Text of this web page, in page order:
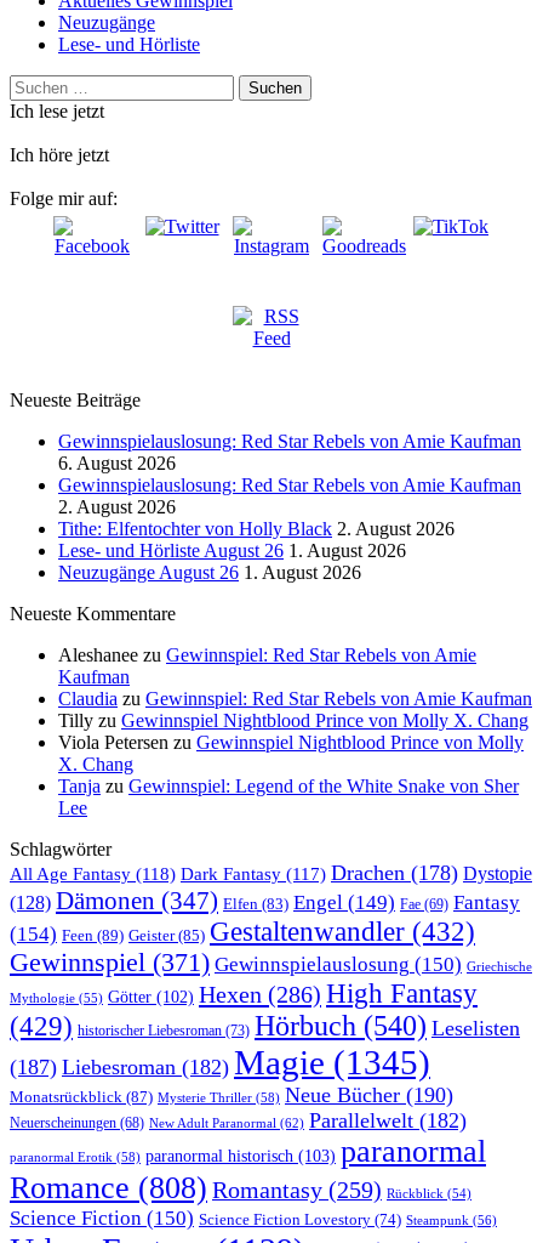
Neuzugänge
Lese- und Hörliste
Suchen
nach:
Ich lese jetzt
Ich höre jetzt
Folge mir auf:
Neueste Beiträge
Gewinnspielauslosung: Red Star Rebels von Amie Kaufman
6. August 2026
Gewinnspielauslosung: Red Star Rebels von Amie Kaufman
2. August 2026
Tithe: Elfentochter von Holly Black 2. August 2026
Lese- und Hörliste August 26 1. August 2026
Neuzugänge August 26 1. August 2026
Neueste Kommentare
Aleshanee zu Gewinnspiel: Red Star Rebels von Amie
Kaufman
Claudia zu Gewinnspiel: Red Star Rebels von Amie Kaufman
Tilly zu Gewinnspiel Nightblood Prince von Molly X. Chang
Viola Petersen zu Gewinnspiel Nightblood Prince von Molly
X. Chang
Tanja zu Gewinnspiel: Legend of the White Snake von Sher
Lee
Schlagwörter
All Age Fantasy (118) Dark Fantasy (117) Drachen (178) Dystopie
(128) Dämonen (347) Elfen (83) Engel (149) Fae (69) Fantasy
(154) Feen (89) Geister(85) Gestaltenwandler (432)
Gewinnspiel (371) Gewinnspielauslosung (150) Griechische
Mythologie (55) Götter (102) Hexen (286) High Fantasy
(429) historischer Liebesroman (73) Hörbuch (540) Leselisten
(187) Liebesroman (182) Magie (1345)
Monatsrückblick (87) Mysterie Thriller (58) Neue Bücher (190)
Neuerscheinungen (68) New Adult Paranormal (62) Parallelwelt (182)
paranormal Erotik (58) paranormal historisch (103) paranormal
Romance (808) Romantasy (259) Rückblick (54)
Science Fiction (150) Science Fiction Lovestory (74) Steampunk (56)